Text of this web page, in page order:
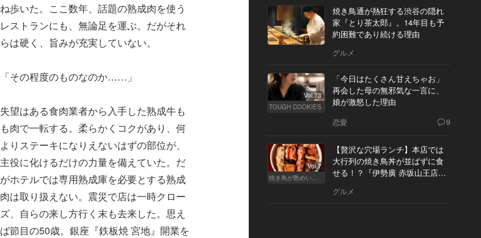
ね歩いた。ここ数年、話題の熟成肉を使う
レストランにも、無論足を運ぶ。だがそれ
らは硬く、旨みが充実していない。
「その程度のものなのか……」
失望はある食肉業者から入手した熟成牛も
も肉で一転する。柔らかくコクがあり、何
よりステーキになりえないはずの部位が、
主役に化けるだけの力量を備えていた。だ
がホテルでは専用熟成庫を必要とする熟成
肉は取り扱えない。震災で店は一時クロー
ズ、自らの来し方行く末も去来した。思え
ば節目の50歳。銀座『鉄板焼 宮地』開業を
焼き鳥通が熱狂する渋谷の隠れ
家『とり茶太郎』。14年目も予
約困難であり続ける理由
グルメ
Vol.73
TOUGH COOKIES
「今日はたくさん甘えちゃお」
再会した母の無邪気な一言に、
娘が激怒した理由
恋愛 9
Vol.7
焼き鳥が艶めいてきた
【贅沢な穴場ランチ】本店では
大行列の焼き鳥丼が並ばずに食
せる！？『伊勢廣 赤坂山王店』
グルメ